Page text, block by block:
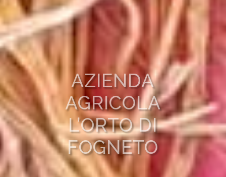
AZIENDA
AGRICOLA
L’ORTO DI
FOGNETO